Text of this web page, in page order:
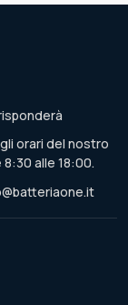
orari del nostro
alle 18:00.